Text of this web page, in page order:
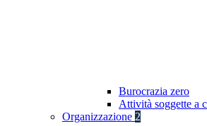
Burocrazia zero
Attività soggette a
Organizzazione 2